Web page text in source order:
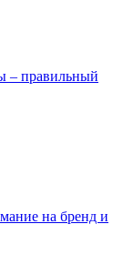
– правильный
на бренд и